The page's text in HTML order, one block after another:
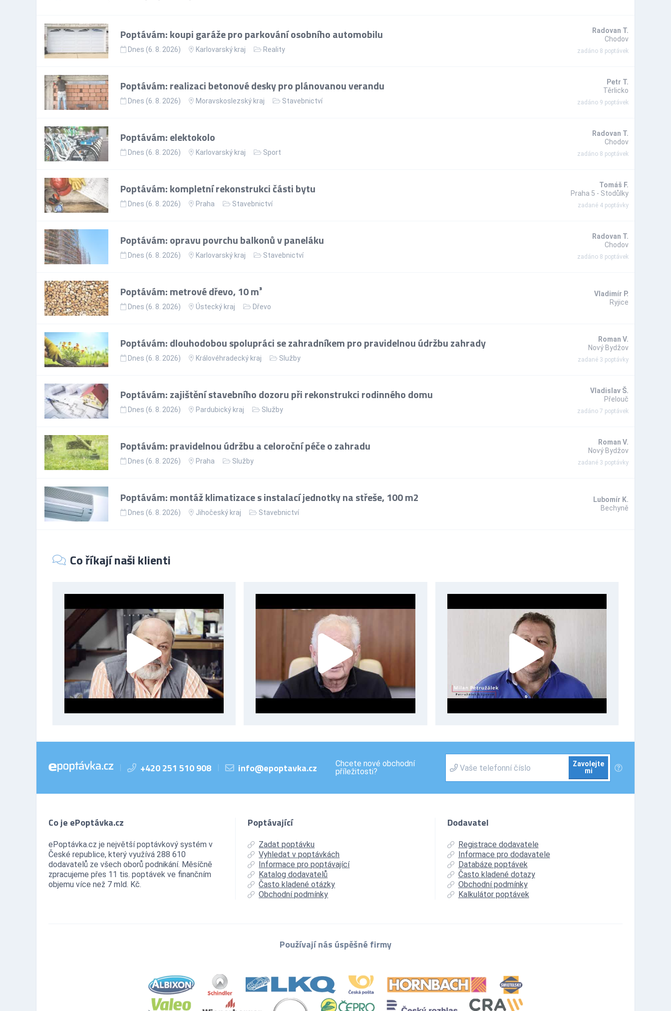
Poptávám: koupi garáže pro parkování osobního automobilu
Dnes (6. 8. 2026) Karlovarský kraj Reality
Radovan T.
Chodov
zadáno 8 poptávek
Poptávám: realizaci betonové desky pro plánovanou verandu
Dnes (6. 8. 2026) Moravskoslezský kraj Stavebnictví
Petr T.
Těrlicko
zadáno 9 poptávek
Poptávám: elektokolo
Dnes (6. 8. 2026) Karlovarský kraj Sport
Radovan T.
Chodov
zadáno 8 poptávek
Poptávám: kompletní rekonstrukci části bytu
Dnes (6. 8. 2026) Praha Stavebnictví
Tomáš F.
Praha 5 - Stodůlky
zadané 4 poptávky
Poptávám: opravu povrchu balkonů v paneláku
Dnes (6. 8. 2026) Karlovarský kraj Stavebnictví
Radovan T.
Chodov
zadáno 8 poptávek
Poptávám: metrové dřevo, 10 m³
Dnes (6. 8. 2026) Ústecký kraj Dřevo
Vladimír P.
Ryjice
Poptávám: dlouhodobou spolupráci se zahradníkem pro pravidelnou údržbu zahrady
Dnes (6. 8. 2026) Královéhradecký kraj Služby
Roman V.
Nový Bydžov
zadané 3 poptávky
Poptávám: zajištění stavebního dozoru při rekonstrukci rodinného domu
Dnes (6. 8. 2026) Pardubický kraj Služby
Vladislav Š.
Přelouč
zadáno 7 poptávek
Poptávám: pravidelnou údržbu a celoroční péče o zahradu
Dnes (6. 8. 2026) Praha Služby
Roman V.
Nový Bydžov
zadané 3 poptávky
Poptávám: montáž klimatizace s instalací jednotky na střeše, 100 m2
Dnes (6. 8. 2026) Jihočeský kraj Stavebnictví
Lubomír K.
Bechyně
Co říkají naši klienti
| +420 251 510 908 | info@epoptavka.cz
Chcete nové obchodní
příležitosti?
Zavolejte
mi
Co je ePoptávka.cz
ePoptávka.cz je největší poptávkový systém v
České republice, který využívá 288 610
dodavatelů ze všech oborů podnikání. Měsíčně
zpracujeme přes 11 tis. poptávek ve finančním
objemu více než 7 mld. Kč.
Poptávající
Zadat poptávku
Vyhledat v poptávkách
Informace pro poptávající
Katalog dodavatelů
Často kladené otázky
Obchodní podmínky
Dodavatel
Registrace dodavatele
Informace pro dodavatele
Databáze poptávek
Často kladené dotazy
Obchodní podmínky
Kalkulátor poptávek
Používají nás úspěšné firmy